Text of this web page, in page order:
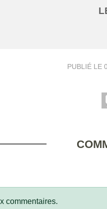
PUBLIÉ LE
commentaires.